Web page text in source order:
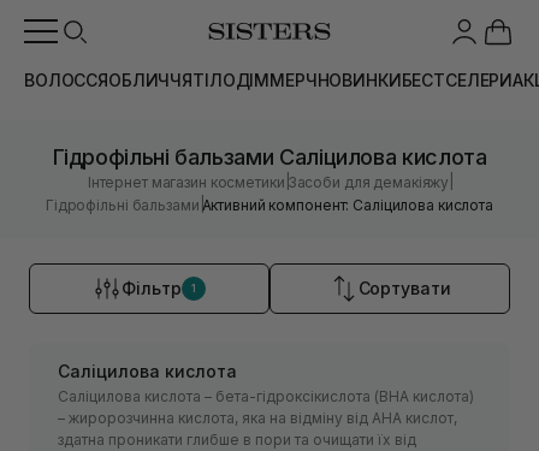
ВОЛОССЯОБЛИЧЧЯТІЛОДІММЕРЧНОВИНКИБЕСТСЕЛЕРИ
Гідрофільні бальзами Саліцилова кислота
Інтернет магазин косметики Засоби для демакіяжу
Гідрофільні бальзами |Активний компонент: Саліцилова кислота
Фільтр 1 Сортувати
Саліцилова кислота
Саліцилова кислота – бета-гідроксікислота (ВНА кислота)
– жиророзчинна кислота, яка на відміну від АНА кислот,
здатна проникати глибше в пори та очищати їх від